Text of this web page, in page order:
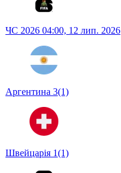
ЧС 2026 04:00, 12 лип. 2026
Аргентина 3(1)
Швейцарія 1(1)